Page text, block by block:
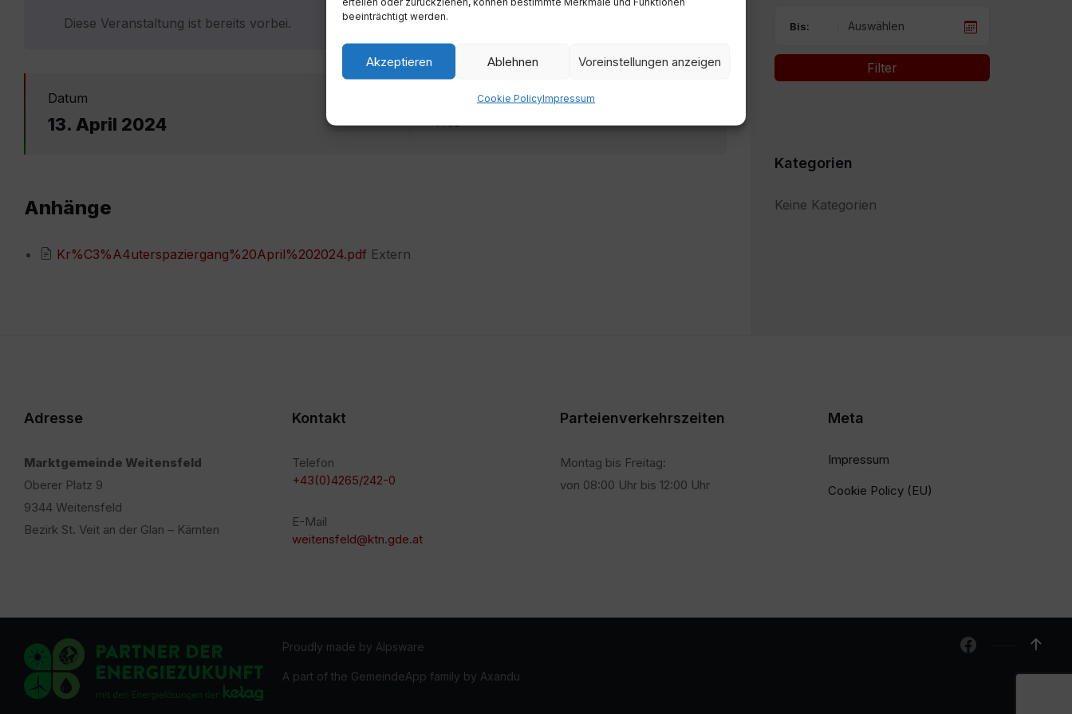
beeinträchtigt werden.
Akzeptieren Ablehnen Voreinstellungen anzeigen
Cookie PolicyImpressum
Diese Veranstaltung ist bereits vorbei.
Datum
13. April 2024 14:00
Anhänge
Kr%C3%A4uterspaziergang%20April%202024.pdf Extern
Bis:
Filter
Kategorien
Keine Kategorien
Adresse
Marktgemeinde Weitensfeld
Oberer Platz 9
9344 Weitensfeld
Bezirk St. Veit an der Glan – Kärnten
Kontakt
Telefon
+43(0)4265/242-0
E-Mail
weitensfeld@ktn.gde.at
Parteienverkehrszeiten
Montag bis Freitag:
von 08:00 Uhr bis 12:00 Uhr
Meta
Impressum
Cookie Policy (EU)
Proudly made by Alpsware
A part of the GemeindeApp family by Axandu